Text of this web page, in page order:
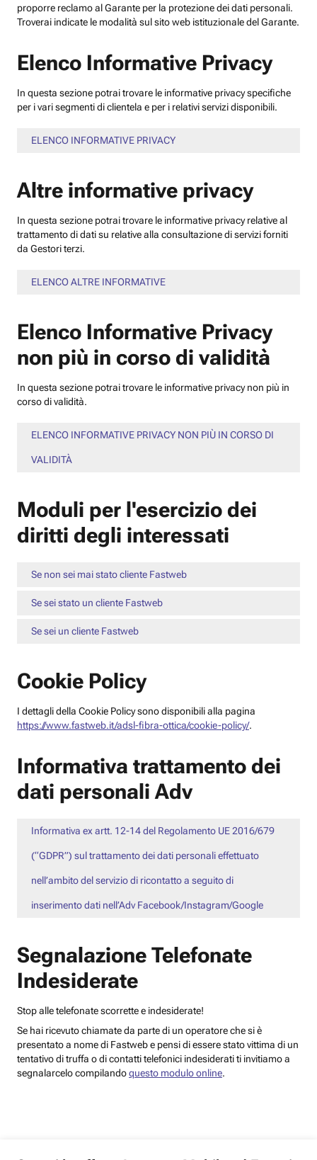
proporre reclamo al Garante per la protezione dei dati personali.
Troverai indicate le modalità sul sito web istituzionale del Garante.
Elenco Informative Privacy
In questa sezione potrai trovare le informative privacy specifiche
per i vari segmenti di clientela e per i relativi servizi disponibili.
ELENCO INFORMATIVE PRIVACY
Altre informative privacy
In questa sezione potrai trovare le informative privacy relative al
trattamento di dati su relative alla consultazione di servizi forniti
da Gestori terzi.
ELENCO ALTRE INFORMATIVE
Elenco Informative Privacy
non più in corso di validità
In questa sezione potrai trovare le informative privacy non più in
corso di validità.
ELENCO INFORMATIVE PRIVACY NON PIÙ IN CORSO DI
VALIDITÀ
Moduli per l'esercizio dei
diritti degli interessati
Se non sei mai stato cliente Fastweb
Se sei stato un cliente Fastweb
Se sei un cliente Fastweb
Cookie Policy
I dettagli della Cookie Policy sono disponibili alla pagina
https://www.fastweb.it/adsl-fibra-ottica/cookie-policy/.
Informativa trattamento dei
dati personali Adv
Informativa ex artt. 12-14 del Regolamento UE 2016/679
(“GDPR”) sul trattamento dei dati personali effettuato
nell’ambito del servizio di ricontatto a seguito di
inserimento dati nell’Adv Facebook/Instagram/Google
Segnalazione Telefonate
Indesiderate
Stop alle telefonate scorrette e indesiderate!
Se hai ricevuto chiamate da parte di un operatore che si è
presentato a nome di Fastweb e pensi di essere stato vittima di un
tentativo di truffa o di contatti telefonici indesiderati ti invitiamo a
segnalarcelo compilandoquesto modulo online.